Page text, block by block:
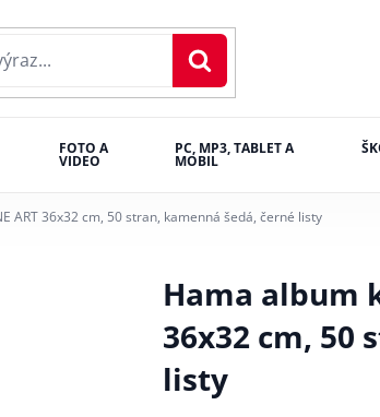
FOTO A
VIDEO
PC, MP3, TABLET A
MOBIL
ART 36x32 cm, 50 stran, kamenná šedá, černé listy
Hama album
36x32 cm, 50
listy